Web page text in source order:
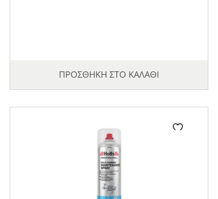
ΠΡΟΣΘΗΚΗ ΣΤΟ ΚΑΛΑΘΙ